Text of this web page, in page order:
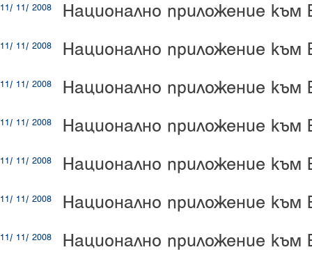
11/ 11/ 2008 Национално приложение към
11/ 11/ 2008 Национално приложение към
11/ 11/ 2008 Национално приложение към
11/ 11/ 2008 Национално приложение към
11/ 11/ 2008 Национално приложение към
11/ 11/ 2008 Национално приложение към
11/ 11/ 2008 Национално приложение към